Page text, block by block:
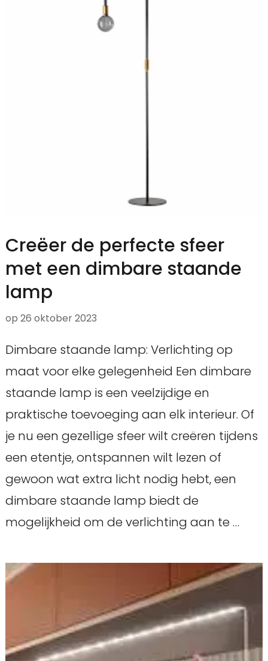
Creëer de perfecte sfeer
met een dimbare staande
lamp
op 26 oktober 2023
Dimbare staande lamp: Verlichting op
maat voor elke gelegenheid Een dimbare
staande lamp is een veelzijdige en
praktische toevoeging aan elk interieur. Of
je nu een gezellige sfeer wilt creëren tijdens
een etentje, ontspannen wilt lezen of
gewoon wat extra licht nodig hebt, een
dimbare staande lamp biedt de
mogelijkheid om de verlichting aan te …